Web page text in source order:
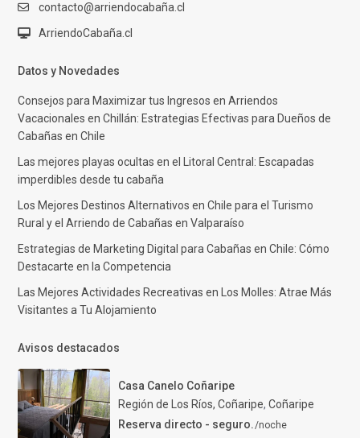
contacto@arriendocabaña.cl
ArriendoCabaña.cl
Datos y Novedades
Consejos para Maximizar tus Ingresos en Arriendos
Vacacionales en Chillán: Estrategias Efectivas para Dueños de
Cabañas en Chile
Las mejores playas ocultas en el Litoral Central: Escapadas
imperdibles desde tu cabaña
Los Mejores Destinos Alternativos en Chile para el Turismo
Rural y el Arriendo de Cabañas en Valparaíso
Estrategias de Marketing Digital para Cabañas en Chile: Cómo
Destacarte en la Competencia
Las Mejores Actividades Recreativas en Los Molles: Atrae Más
Visitantes a Tu Alojamiento
Avisos destacados
Casa Canelo Coñaripe
Región de Los Ríos, Coñaripe, Coñaripe
Reserva directo - seguro./noche